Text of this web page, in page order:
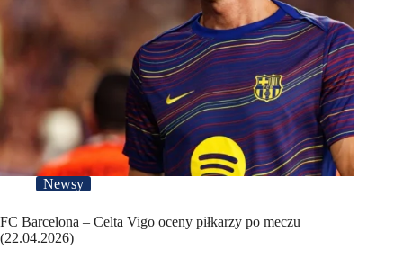
Newsy
FC Barcelona – Celta Vigo oceny piłkarzy po meczu
(22.04.2026)